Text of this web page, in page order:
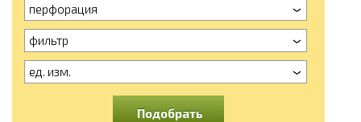
перфорация
фильтр
ед. изм.
Подобрать